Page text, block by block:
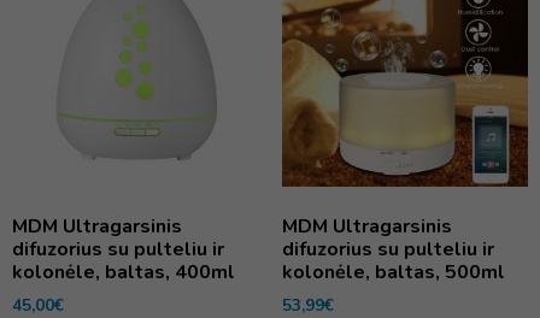
MDM Ultragarsinis
difuzorius su pulteliu ir
kolonėle, baltas, 400ml
45,00€
MDM Ultragarsinis
difuzorius su pulteliu ir
kolonėle, baltas, 500ml
53,99€